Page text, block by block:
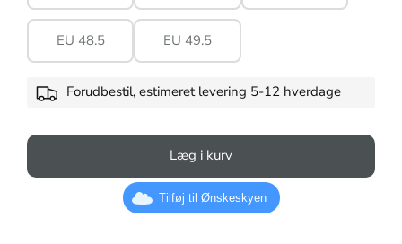
EU 48.5 EU 49.5
Forudbestil, estimeret levering 5-12 hverdage
Læg i kurv
Tilføj til Ønskeskyen